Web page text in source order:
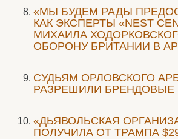
«МЫ БУДЕМ РАДЫ
КАК ЭКСПЕРТЫ «NEST
МИХАИЛА
ОБОРОНУ БРИТАНИИ В
CУДЬЯМ ОРЛОВСКОГО
РАЗРЕШИЛИ БРЕНДОВЫЕ
«ДЬЯВОЛЬСКАЯ
ПОЛУЧИЛА ОТ ТРАМПА